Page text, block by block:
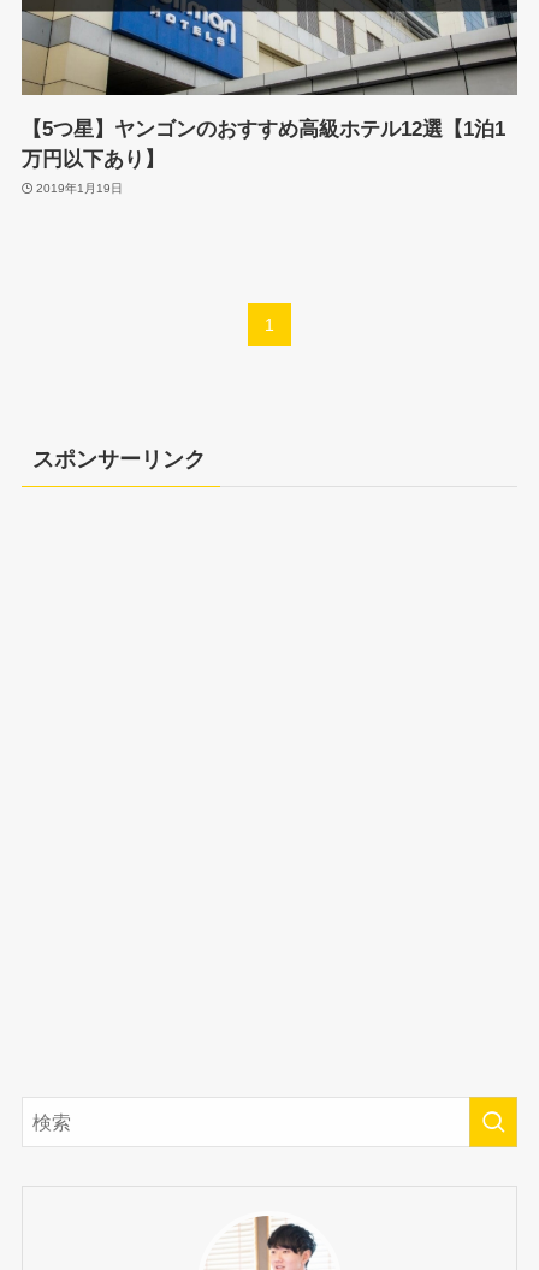
【5つ星】ヤンゴンのおすすめ高級ホテル12選【1泊1
万円以下あり】
2019年1月19日
1
スポンサーリンク